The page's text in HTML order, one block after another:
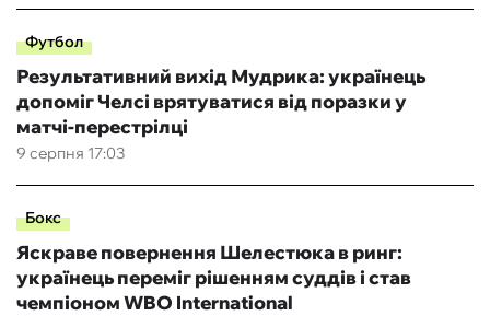
Футбол
9 серпня 17:03
Результативний вихід Мудрика: українець
допоміг Челсі врятуватися від поразки у
матчі-перестрілці
Бокс
Яскраве повернення Шелестюка в ринг:
українець переміг рішенням суддів і став
чемпіоном WBO International